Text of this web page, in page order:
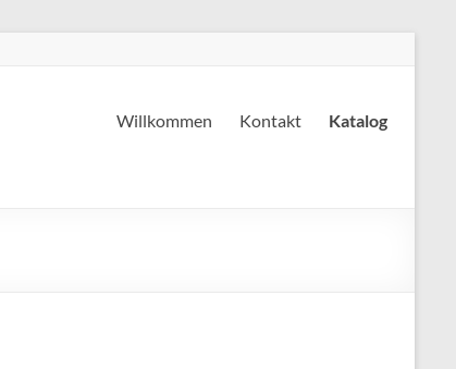
Willkommen Kontakt Katalog